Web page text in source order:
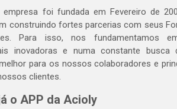
foi fundada em Fevereiro de
construindo fortes parcerias com seus
Para isso, nos fundamentamos
inovadoras e numa constante busca
para os nossos colaboradores e
clientes.
o APP da Acioly